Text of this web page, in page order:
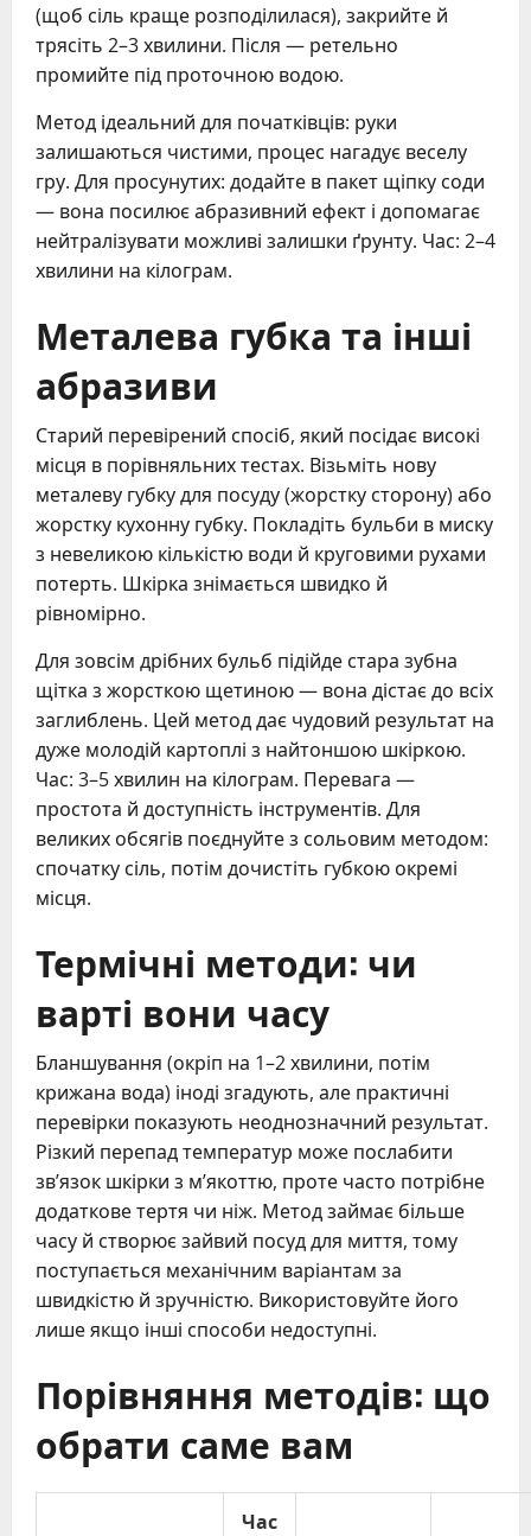
(щоб сіль краще розподілилася), закрийте й
трясіть 2–3 хвилини. Після — ретельно
промийте під проточною водою.
Метод ідеальний для початківців: руки
залишаються чистими, процес нагадує веселу
гру. Для просунутих: додайте в пакет щіпку соди
— вона посилює абразивний ефект і допомагає
нейтралізувати можливі залишки ґрунту. Час: 2–4
хвилини на кілограм.
Металева губка та інші
абразиви
Старий перевірений спосіб, який посідає високі
місця в порівняльних тестах. Візьміть нову
металеву губку для посуду (жорстку сторону) або
жорстку кухонну губку. Покладіть бульби в миску
з невеликою кількістю води й круговими рухами
потерть. Шкірка знімається швидко й
рівномірно.
Для зовсім дрібних бульб підійде стара зубна
щітка з жорсткою щетиною — вона дістає до всіх
заглиблень. Цей метод дає чудовий результат на
дуже молодій картоплі з найтоншою шкіркою.
Час: 3–5 хвилин на кілограм. Перевага —
простота й доступність інструментів. Для
великих обсягів поєднуйте з сольовим методом:
спочатку сіль, потім дочистіть губкою окремі
місця.
Термічні методи: чи
варті вони часу
Бланшування (окріп на 1–2 хвилини, потім
крижана вода) іноді згадують, але практичні
перевірки показують неоднозначний результат.
Різкий перепад температур може послабити
зв’язок шкірки з м’якоттю, проте часто потрібне
додаткове тертя чи ніж. Метод займає більше
часу й створює зайвий посуд для миття, тому
поступається механічним варіантам за
швидкістю й зручністю. Використовуйте його
лише якщо інші способи недоступні.
Порівняння методів: що
обрати саме вам
Час